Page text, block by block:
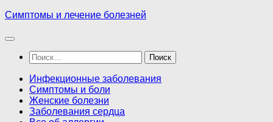
Перейти
содержимому
Симптомы и лечение болезней
Найти:
Инфекционные заболевания
Симптомы и боли
Женские болезни
Заболевания сердца